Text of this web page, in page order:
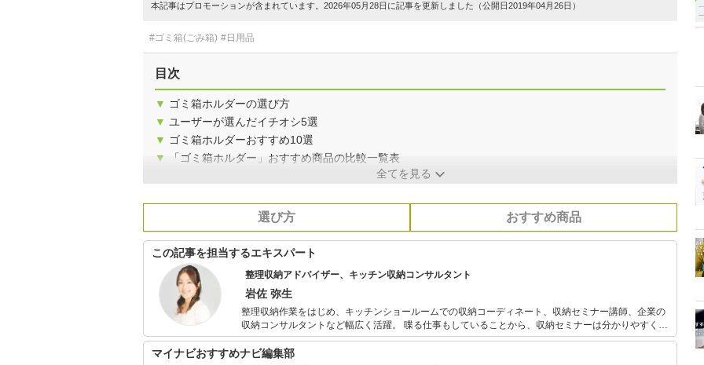
本記事はプロモーションが含まれています。2026年05月28日に記事を更新しました（公開日2019年04月26日）
#ゴミ箱(ごみ箱) #日用品
目次
▼ ゴミ箱ホルダーの選び方
▼ ユーザーが選んだイチオシ5選
▼ ゴミ箱ホルダーおすすめ10選
▼
「ゴミ箱ホルダー」おすすめ商品の比較一覧表
全てを見る
選び方 おすすめ商品
この記事を担当するエキスパート
整理収納アドバイザー、キッチン収納コンサルタント
岩佐 弥生
整理収納作業をはじめ、キッチンショールームでの収納コーディネート、収納セミナー講師、企業の
収納コンサルタントなど幅広く活躍。 喋る仕事もしていることから、収納セミナーは分かりやすく聞
きやすいと好評。また、お片づけが好きになる！「収納ラベル」もプロデュースしている。
マイナビおすすめナビ編集部